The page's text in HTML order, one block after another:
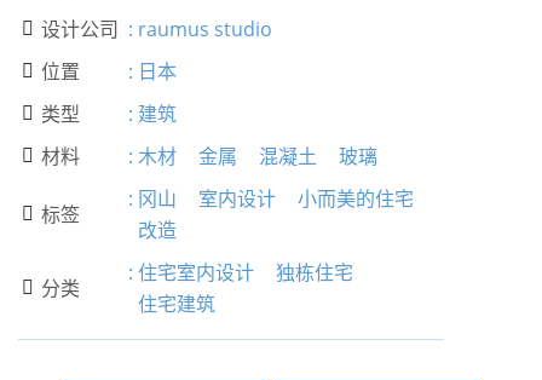
 设计公司 : raumus studio
 位置 : 日本
 类型 : 建筑
 材料 : 木材 金属 混凝土 玻璃
 标签
: 冈山 室内设计
小而美的住宅
改造
 分类
: 住宅室内设计
独栋住宅
住宅建筑